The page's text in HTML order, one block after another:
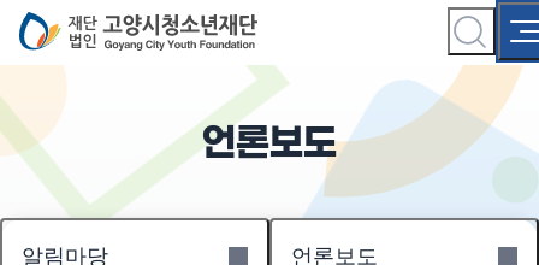
언론보도
알림마당 언론보도